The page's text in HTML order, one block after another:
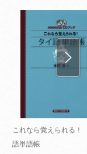
これなら覚えられる
語単語帳